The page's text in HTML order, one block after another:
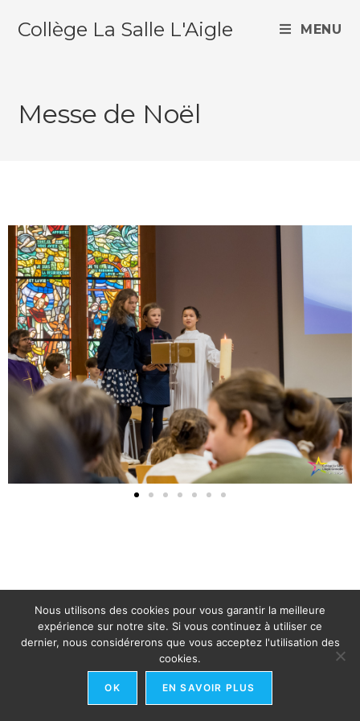
Collège La Salle L'Aigle MENU
Messe de Noël
Nous utilisons des cookies pour vous garantir la meilleure
expérience sur notre site. Si vous continuez à utiliser ce
dernier, nous considérerons que vous acceptez l'utilisation des
cookies.
OK EN SAVOIR PLUS